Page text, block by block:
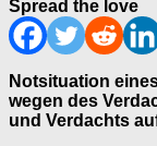
Spread the love
Notsituation
wegen des
und Verdachts